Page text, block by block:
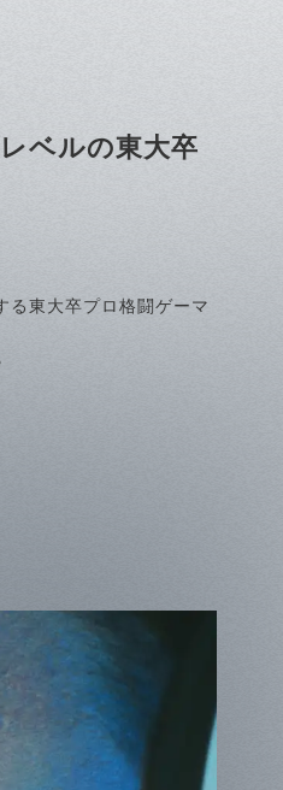
ベルの東大卒
る東大卒プロ格闘ゲーマ